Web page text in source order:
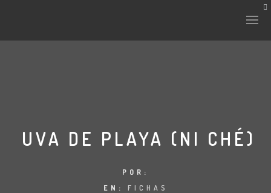
INTERVENCIONES
UVA DE PLAYA (NI CHÉ)
POR:
EN: FICHAS